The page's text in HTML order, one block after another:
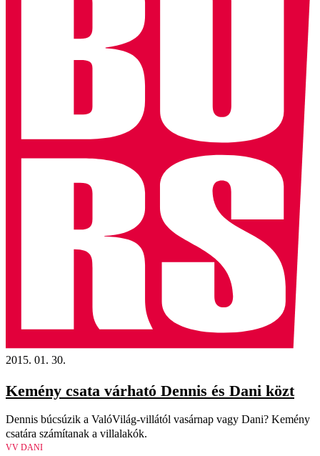
2015. 01. 30.
Kemény csata várható Dennis és Dani közt
Dennis búcsúzik a ValóVilág-villától vasárnap vagy Dani? Kemény
csatára számítanak a villalakók.
VV DANI